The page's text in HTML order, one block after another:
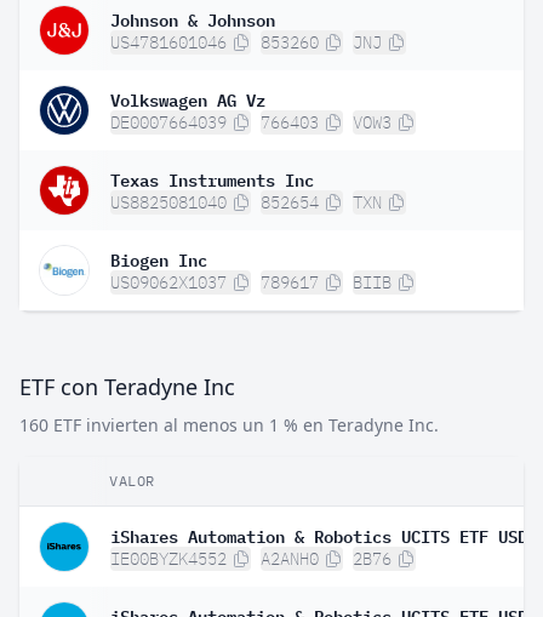
Johnson & Johnson
US4781601046 853260 JNJ
Volkswagen AG Vz
DE0007664039 766403 VOW3
Texas Instruments Inc
US8825081040 852654 TXN
Biogen Inc
US09062X1037 789617 BIIB
ETF con Teradyne Inc
160 ETF invierten al menos un 1 % en Teradyne Inc.
VALOR
IE00BYZK4552 A2ANH0 2B76